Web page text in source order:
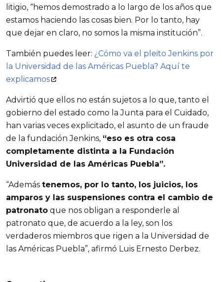
litigio, “hemos demostrado a lo largo de los años que
estamos haciendo las cosas bien. Por lo tanto, hay
que dejar en claro, no somos la misma institución”.
También puedes leer: ¿Cómo va el pleito Jenkins por
la Universidad de las Américas Puebla? Aquí te
explicamos
Advirtió que ellos no están sujetos a lo que, tanto el
gobierno del estado como la Junta para el Cuidado,
han varias veces explicitado, el asunto de un fraude
de la fundación Jenkins, “eso es otra cosa
completamente distinta a la Fundación
Universidad de las Américas Puebla”.
“Además tenemos, por lo tanto, los juicios, los
amparos y las suspensiones contra el cambio de
patronato que nos obligan a responderle al
patronato que, de acuerdo a la ley, son los
verdaderos miembros que rigen a la Universidad de
las Américas Puebla”, afirmó Luis Ernesto Derbez.